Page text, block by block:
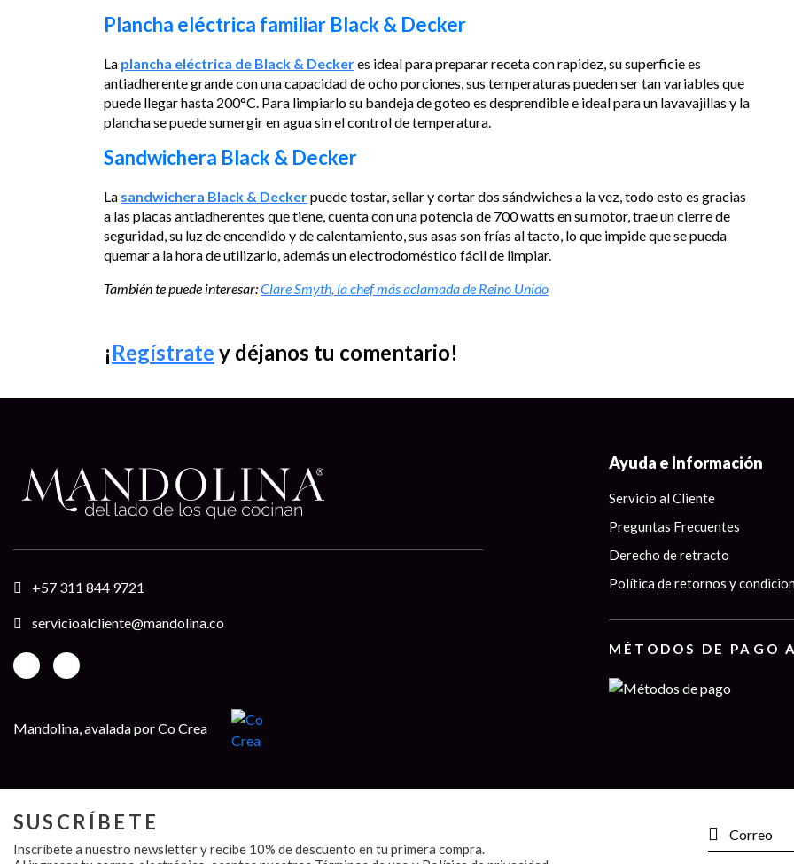
Plancha eléctrica familiar Black & Decker
La plancha eléctrica de Black & Deckeres ideal para preparar receta con rapidez, su superficie es
antiadherente grande con una capacidad de ocho porciones, sus temperaturas pueden ser tan variables que
puede llegar hasta 200°C. Para limpiarlo su bandeja de goteo es desprendible e ideal para un lavavajillas y la
plancha se puede sumergir en agua sin el control de temperatura.
Sandwichera Black & Decker
La sandwichera Black & Deckerpuede tostar, sellar y cortar dos sándwiches a la vez, todo esto es gracias
a las placas antiadherentes que tiene, cuenta con una potencia de 700 watts en su motor, trae un cierre de
seguridad, su luz de encendido y de calentamiento, sus asas son frías al tacto, lo que impide que se pueda
quemar a la hora de utilizarlo, además un electrodoméstico fácil de limpiar.
También te puede interesar:Clare Smyth, la chef más aclamada de Reino Unido
¡Regístrate y déjanos tu comentario!
+57 311 844 9721
servicioalcliente@mandolina.co
Mandolina, avalada por Co Crea
Ayuda e Información
Servicio al Cliente
Preguntas Frecuentes
Derecho de retracto
Política de retornos y
MÉTODOS DE PAGO
SUSCRÍBETE
Inscríbete a nuestro newsletter y recibe 10% de descuento en tu primera compra.